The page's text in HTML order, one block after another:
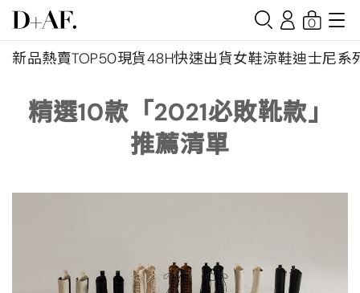
新品熱賣TOP50現貨48H快速出貨女鞋涼鞋迪士尼系
0
精選10款「2021必敗靴款」
推薦清單